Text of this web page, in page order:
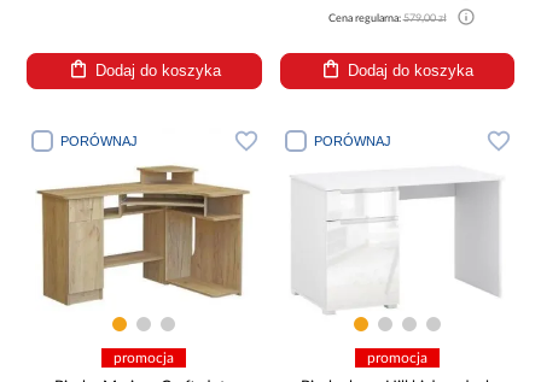
Dodaj do koszyka
Cena regularna:579,00 zł
Dodaj do koszyka
PORÓWNAJ
promocja
PORÓWNAJ
promocja